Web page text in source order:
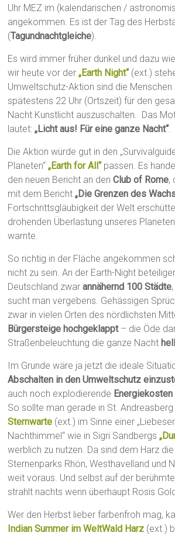
Uhr MEZ im (kalendarischen /
angekommen. Es ist der Tag des
(Tagundnachtgleiche).
Es wird immer früher dunkel und dazu
wir heute vor der„Earth Night“(ext.)
Umweltschutz-Aktion sind die Menschen
spätestens 22 Uhr (Ortszeit) für den
Nacht Kunstlicht auszuschalten. Das
lautet:„Licht aus! Für eine ganze Nacht“.
Die Aktion würde gut in den
Planeten“„Earth for All“passen. Es
den neuen Bericht an denClub of Rome,
mit dem Bericht„Die Grenzen des
Fortschrittsgläubigkeit der Welt
drohenden Überlastung unseres
warnte.
So richtig in der Fläche angekommen
nicht zu sein. An der Earth-Night
Deutschland zwarannähernd 100 Städte
sucht man vergebens. Gehässigen
zwar in vielen Orten des nördlichsten
Bürgersteige hochgeklappt– die Öde
Straßenbeleuchtung die ganze Nacht
Im Grunde wäre ja jetzt die ideale
Abschalten in den Umweltschutz
auch noch explodierende Energiekosten
So sollte man gerade in St. Andreasberg
Sternwarte (ext.) im Sinne einer
Nachthimmel“ wie in Sigri Sandbergs
werblich zu nutzen. Da sind dem Harz
Sternenparks Rhön, Westhavelland und
weit voraus. Und selbst auf der
strahlt nachts wenn überhaupt Rosis
Wer den Herbst lieber farbenfroh mag,
Indian Summer im WeltWald Harz (ext.)